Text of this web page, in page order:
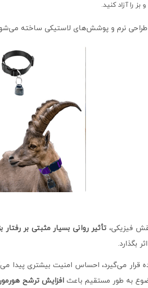
بز را آزاد کنید.
با طراحی نرم و پوشش‌های لاستیکی ساخته
فیزیکی، تأثیر روانی بسیار مثبتی بر رفتار
بگذارد.
قرار می‌گیرد، احساس امنیت بیشتری پیدا
به‌ طور مستقیم باعث افزایش ترشح